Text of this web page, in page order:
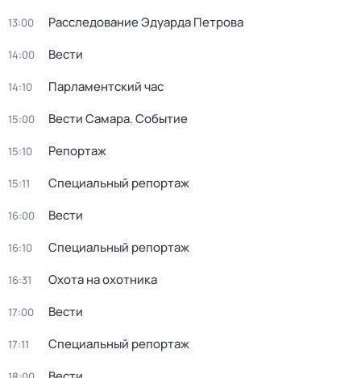
13:00 Расследование Эдуарда Петрова
14:00 Вести
14:10 Парламентский час
15:00 Вести Самара. Событие
15:10 Репортаж
15:11 Специальный репортаж
16:00 Вести
16:10 Специальный репортаж
16:31 Охота на охотника
17:00 Вести
17:11 Специальный репортаж